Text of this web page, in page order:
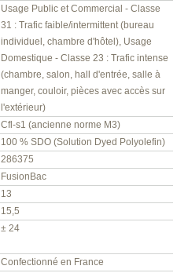
Usage Public et Commercial - Classe
31 : Trafic faible/intermittent (bureau
individuel, chambre d'hôtel), Usage
Domestique - Classe 23 : Trafic intense
(chambre, salon, hall d'entrée, salle à
manger, couloir, pièces avec accès sur
l'extérieur)
Cfl-s1 (ancienne norme M3)
100 % SDO (Solution Dyed Polyolefin)
286375
FusionBac
13
15,5
± 24
Confectionné en France